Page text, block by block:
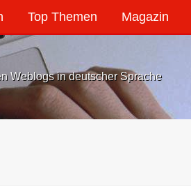
Top Themen Magazin
Weblogs in deutscher Sprache